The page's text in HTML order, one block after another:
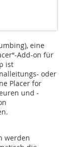
eine
Add-on für
ist
oder
Placer for
und -
werden